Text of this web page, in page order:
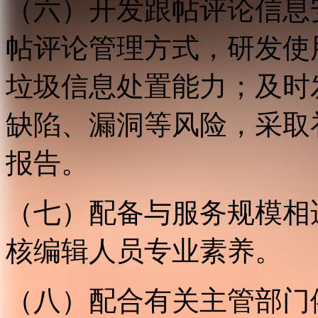
（六）开发跟帖评论信
帖评论管理方式，研发
垃圾信息处置能力；及
缺陷、漏洞等风险，采
报告。
（七）配备与服务规模
核编辑人员专业素养。
（八）配合有关主管部